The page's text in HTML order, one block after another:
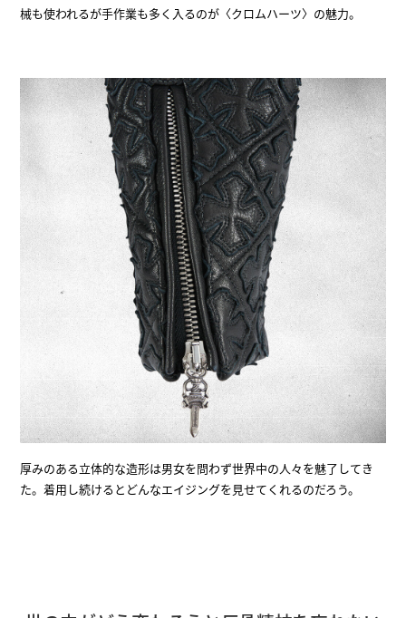
械も使われるが手作業も多く入るのが〈クロムハーツ〉の魅力。
厚みのある立体的な造形は男女を問わず世界中の人々を魅了してき
た。着用し続けるとどんなエイジングを見せてくれるのだろう。